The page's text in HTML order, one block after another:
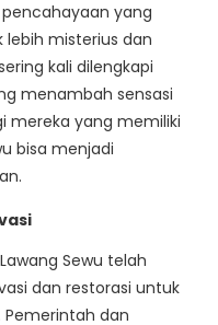
yang
misterius dan
kali dilengkapi
menambah sensasi
mereka yang memiliki
bisa menjadi
Sewu telah
dan restorasi untuk
dan